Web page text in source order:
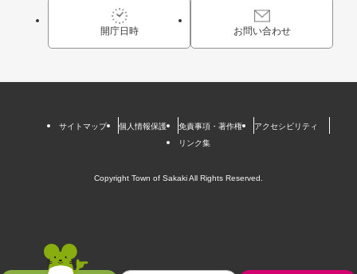
開庁日時 お問い合わせ
サイトマップ 個人情報保護 免責事項・著作権
アクセシビリティ
リンク集
Copyright Town of Sakaki All Rights Reserved.